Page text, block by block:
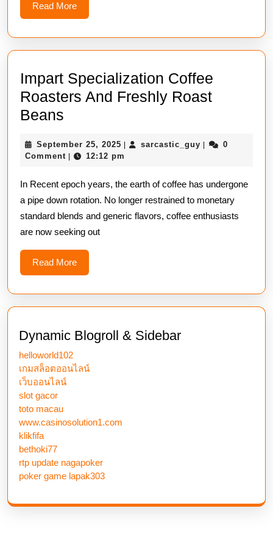
Read MoreRead
More
Impart Specialization Coffee
Roasters And Freshly Roast
Beans
Coffee
And
Freshly
Roast
Beans
September 25, 2025 September
25,
sarcastic_guy sarcastic_guy
0
Comment
12:12 pm
In Recent epoch years, the earth of coffee has undergone
a pipe down rotation. No longer restrained to monetary
standard blends and generic flavors, coffee enthusiasts
are now seeking out
Read MoreRead
More
Dynamic Blogroll & Sidebar
helloworld102
เกมสล็อตออนไลน์
เว็บออนไลน์
slot gacor
toto macau
www.casinosolution1.com
klikfifa
bethoki77
rtp update nagapoker
poker game lapak303